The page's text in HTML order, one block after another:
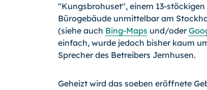
"Kungsbrohuset", einem 13-
Bürogebäude unmittelbar am
(siehe auch Bing-Maps und/oder
einfach, wurde jedoch bisher kaum
Sprecher des Betreibers Jernhusen.
Geheizt wird das soeben eröffnete